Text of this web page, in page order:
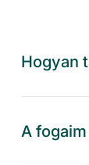
Hogyan
A